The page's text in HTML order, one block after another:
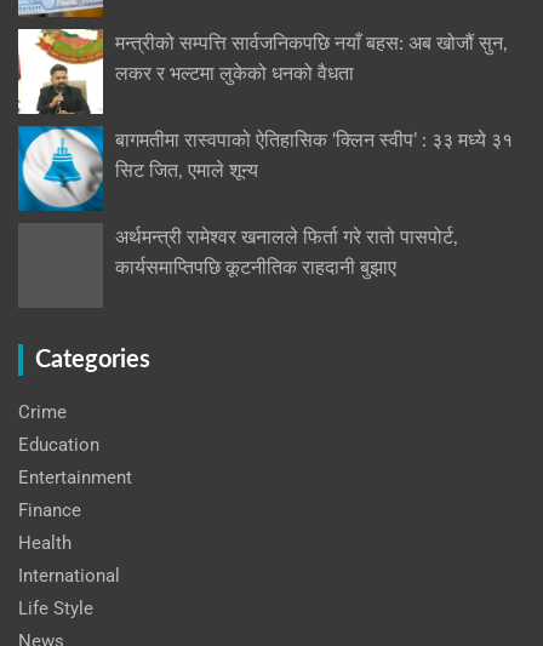
मन्त्रीको सम्पत्ति सार्वजनिकपछि नयाँ बहस: अब खोजौं सुन,
लकर र भल्टमा लुकेको धनको वैधता
बागमतीमा रास्वपाको ऐतिहासिक ‘क्लिन स्वीप’ : ३३ मध्ये ३१
सिट जित, एमाले शून्य
अर्थमन्त्री रामेश्वर खनालले फिर्ता गरे रातो पासपोर्ट,
कार्यसमाप्तिपछि कूटनीतिक राहदानी बुझाए
Categories
Crime
Education
Entertainment
Finance
Health
International
Life Style